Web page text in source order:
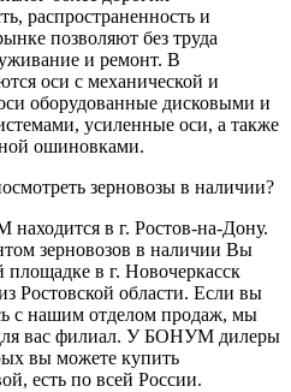
распространенность и
позволяют без труда
и ремонт. В
оси с механической и
оборудованные дисковыми и
усиленные оси, а также
ошиновками.
зерновозы в наличии?
в г. Ростов-на-Дону.
зерновозов в наличии Вы
в г. Новочеркасск
Ростовской области. Если вы
с нашим отделом продаж, мы
вас филиал. У БОНУМ дилеры
вы можете купить
есть по всей России.